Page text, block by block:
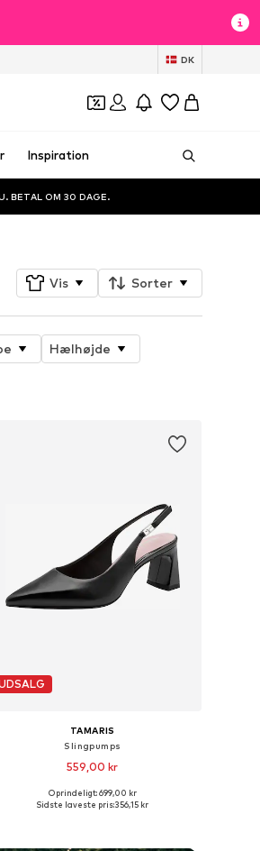
DK
Inspiration
BETAL OM 30 DAGE.
Vis Sorter
Hælhøjde
TAMARIS
Slingpumps
559,00 kr
Oprindeligt: 699,00 kr
Sidste laveste pris:356,15 kr